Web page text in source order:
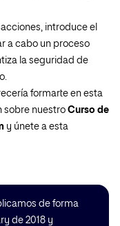
introduce el
a cabo un proceso
la seguridad de
formarte en esta
sobre nuestro Curso de
y únete a esta
de forma
de 2018 y